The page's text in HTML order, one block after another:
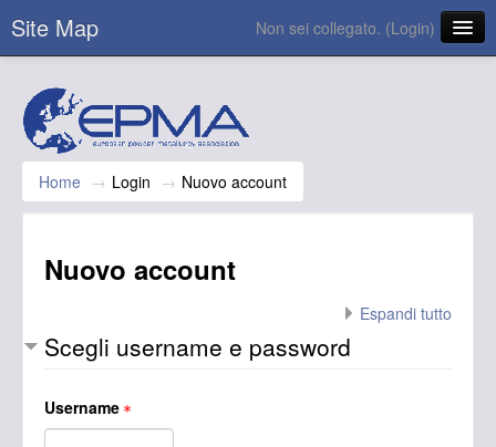
Site Map Non sei collegato. (Login)
Home → Login → Nuovo account
Nuovo account
Espandi tutto
Scegli username e password
Username